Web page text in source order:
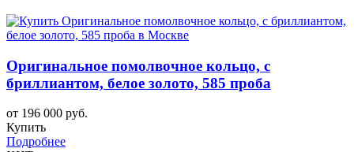
Оригинальное помолвочное кольцо, с
бриллиантом, белое золото, 585 проба
от 196 000 руб.
Купить
Подробнее